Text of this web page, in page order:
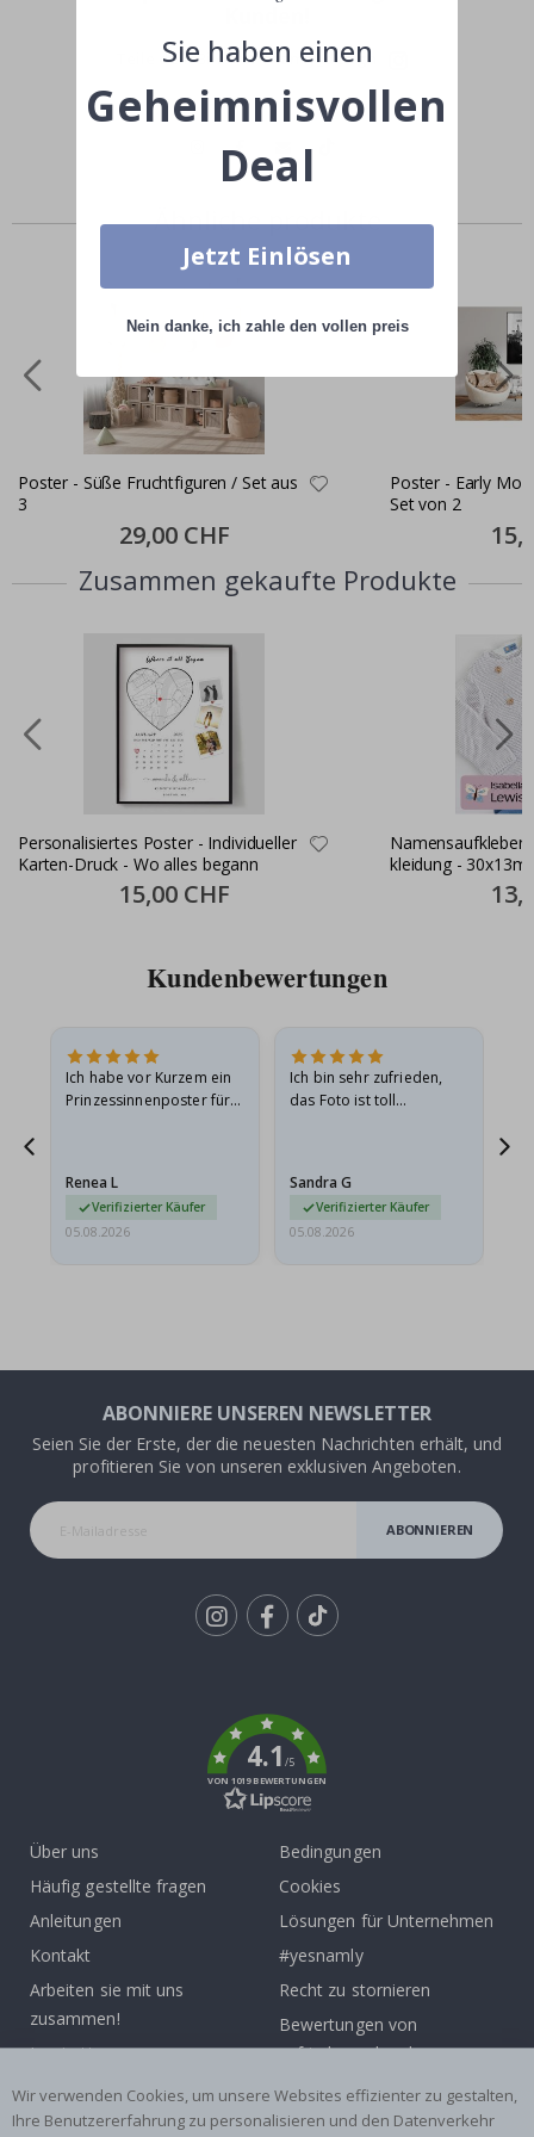
Teile dein Bild mit #namly_design
Ähnliche produkte
Poster - Süße Fruchtfiguren / Set aus
3
Special
Price
29,00 CHF
Poster - Early
Set von 2
Price
Zusammen gekaufte Produkte
Personalisiertes Poster - Individueller
Karten-Druck - Wo alles begann
Special
Price
15,00 CHF
Namensaufkleber
kleidung -
Price
Kundenbewertungen
Ich habe vor Kurzem ein
Prinzessinnenposter für
beschädigt…
Renea L
Verifizierter Käufer
05.08.2026
Ich bin sehr zufrieden,
das Foto ist toll
außerdem…
Sandra G
Verifizierter Käufer
05.08.2026
ABONNIERE UNSEREN NEWSLETTER
Seien Sie der Erste, der die neuesten Nachrichten erhält, und
profitieren Sie von unseren exklusiven Angeboten.
ABONNIEREN
4.1/5
VON 1019 BEWERTUNGEN
Über uns
Häufig gestellte fragen
Anleitungen
Kontakt
Arbeiten sie mit uns
zusammen!
Inspiration
Bedingungen
Cookies
Lösungen für Unternehmen
#yesnamly
Recht zu stornieren
Bewertungen von
zufriedenen kunden
Beliebte Kategorien
Wir verwenden Cookies, um unsere Websites effizienter zu gestalten,
Ihre Benutzererfahrung zu personalisieren und den Datenverkehr
Sie haben einen
Geheimnisvollen
Deal
Jetzt Einlösen
Nein danke, ich zahle den vollen preis